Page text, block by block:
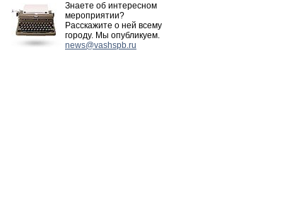
Знаете об интересном
мероприятии?
Расскажите о ней всему
городу. Мы опубликуем.
news@vashspb.ru